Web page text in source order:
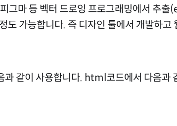
그마 등 벡터 드로잉 프로그래밍에서 추
도 가능합니다. 즉 디자인 툴에서 개발하고
과 같이 사용합니다. html코드에서 다음과